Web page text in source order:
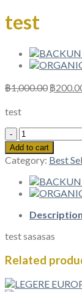
test
฿1,000.00 ฿
test
test
quantity
Add to cart
Category: Best
Description
test sasasas
Related